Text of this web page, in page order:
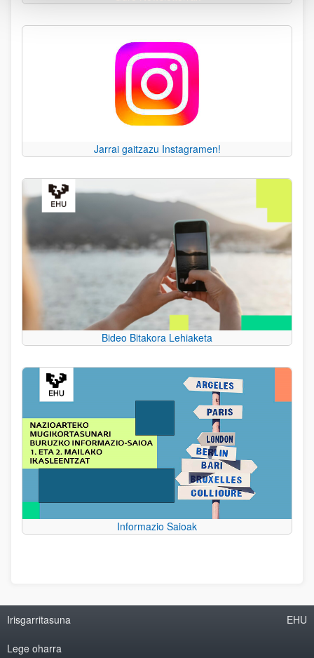
Jarrai gaitzazu Instagramen!
Bideo Bitakora Lehiaketa
Informazio Saioak
Irisgarritasuna
Lege oharra
EHU